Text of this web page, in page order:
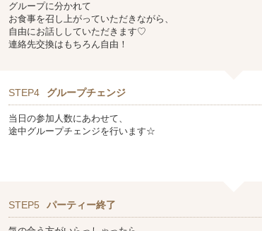
グループに分かれて
お食事を召し上がっていただきながら、
自由にお話ししていただきます♡
連絡先交換はもちろん自由！
STEP4 グループチェンジ
当日の参加人数にあわせて、
途中グループチェンジを行います☆
STEP5 パーティー終了